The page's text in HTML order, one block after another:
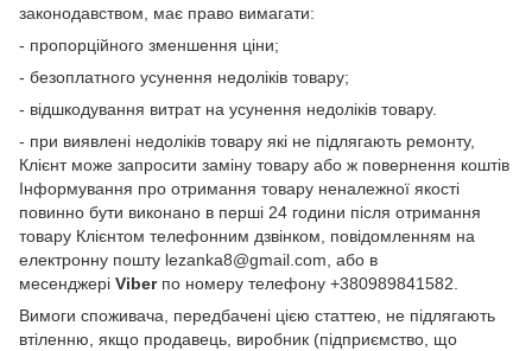
законодавством, має право вимагати:
- пропорційного зменшення ціни;
- безоплатного усунення недоліків товару;
- відшкодування витрат на усунення недоліків товару.
- при виявлені недоліків товару які не підлягають ремонту,
Клієнт може запросити заміну товару або ж повернення коштів
Інформування про отримання товару неналежної якості
повинно бути виконано в перші 24 години після отримання
товару Клієнтом телефонним дзвінком, повідомленням на
електронну пошту lezanka8@gmail.com, або в
месенджері Viberпо номеру телефону +380989841582.
Вимоги споживача, передбачені цією статтею, не підлягають
втіленню, якщо продавець, виробник (підприємство, що